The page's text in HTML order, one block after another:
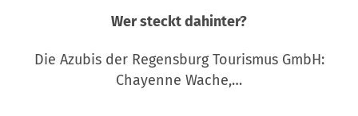
Wer steckt dahinter?
Die Azubis der Regensburg Tourismus GmbH:
Chayenne Wache,…